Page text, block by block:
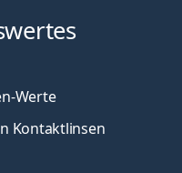
Werte
Kontaktlinsen